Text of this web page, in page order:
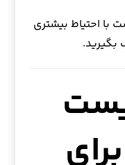
با احتیاط بیشتری
بگیرید.